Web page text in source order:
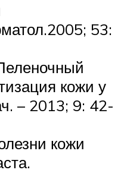
53:
кожи у
– 2013; 9: 42-
кожи